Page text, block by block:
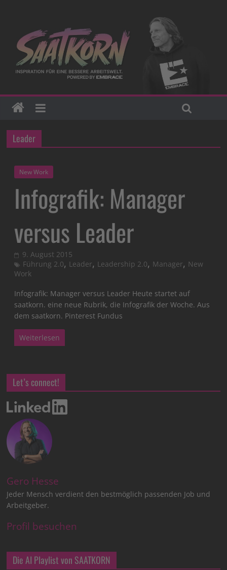
Leader
New Work
Infografik: Manager
versus Leader
9. August 2015
Führung 2.0, Leader, Leadership 2.0, Manager, New
Work
Infografik: Manager versus Leader Heute startet auf
saatkorn. eine neue Rubrik, die Infografik der Woche. Aus
dem saatkorn. Pinterest Fundus
Weiterlesen
Let’s connect!
Gero Hesse
Jeder Mensch verdient den bestmöglich passenden Job und
Arbeitgeber.
Profil besuchen
Die AI Playlist von SAATKORN